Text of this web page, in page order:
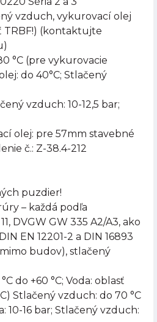
vzduch, vykurovací olej
TRBF!) (kontaktujte
°C (pre vykurovacie
do 40°C; Stlačený
vzduch: 10-12,5 bar;
olej: pre 57mm stavebné
č.: Z-38.4-212
puzdier!
– každá podľa
DVGW GW 335 A2/A3, ako
EN 12201-2 a DIN 16893
budov), stlačený
do +60 °C; Voda: oblasť
Stlačený vzduch: do 70 °C
10-16 bar; Stlačený vzduch: